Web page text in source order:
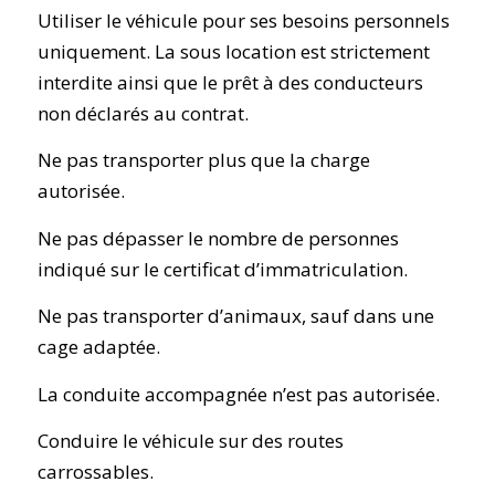
Utiliser le véhicule pour ses besoins personnels
uniquement. La sous location est strictement
interdite ainsi que le prêt à des conducteurs
non déclarés au contrat.
Ne pas transporter plus que la charge
autorisée.
Ne pas dépasser le nombre de personnes
indiqué sur le certificat d’immatriculation.
Ne pas transporter d’animaux, sauf dans une
cage adaptée.
La conduite accompagnée n’est pas autorisée.
Conduire le véhicule sur des routes
carrossables.